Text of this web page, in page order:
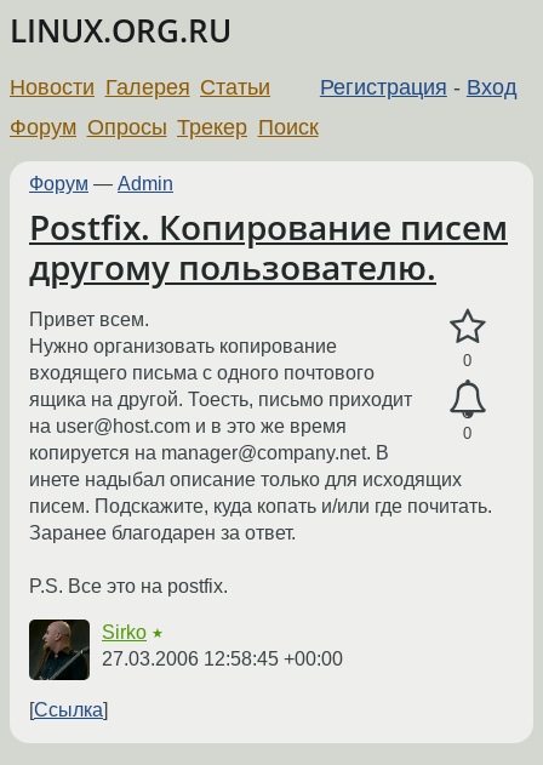
LINUX.ORG.RU
Регистрация - Вход
Новости Галерея Статьи
Форум Опросы Трекер Поиск
Форум — Admin
Postfix. Копирование писем
другому пользователю.
0
0
Привет всем.
Нужно организовать копирование
входящего письма с одного почтового
ящика на другой. Тоесть, письмо приходит
на user@host.com и в это же время
копируется на manager@company.net. В
инете надыбал описание только для исходящих
писем. Подскажите, куда копать и/или где почитать.
Заранее благодарен за ответ.
P.S. Все это на postfix.
Sirko ★
27.03.2006 12:58:45 +00:00
Ссылка